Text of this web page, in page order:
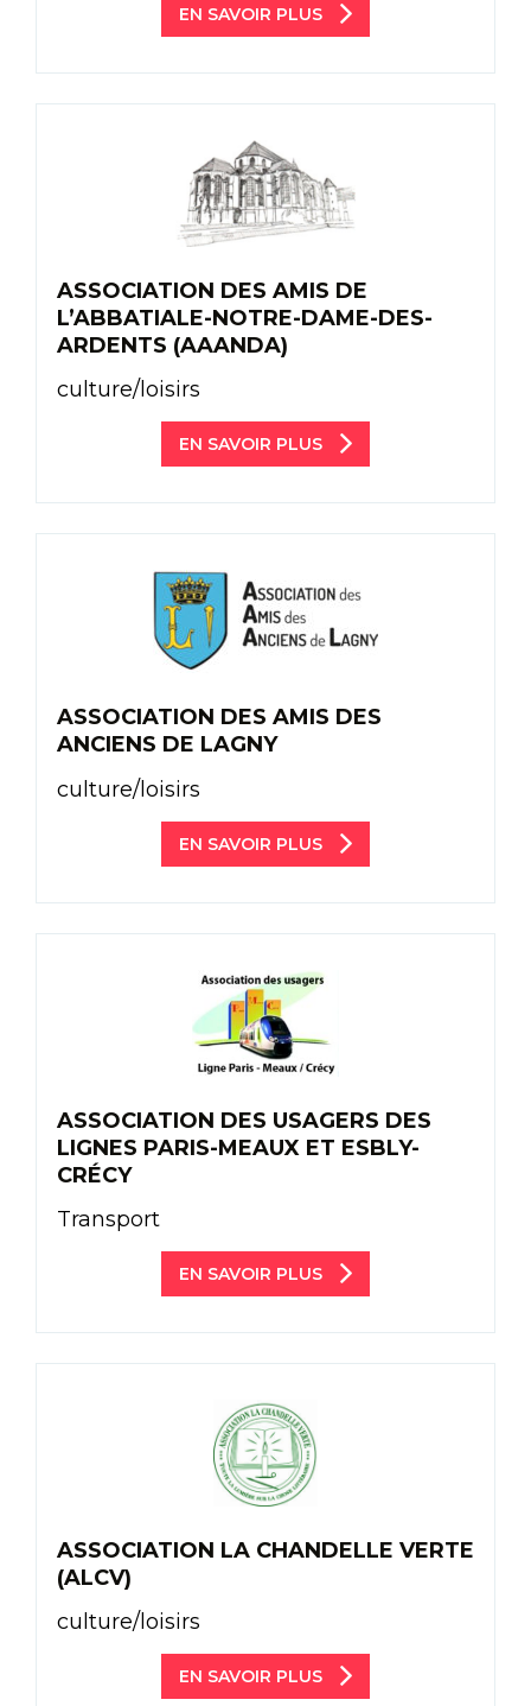
EN SAVOIR PLUS
ASSOCIATION DES AMIS DE
L’ABBATIALE-NOTRE-DAME-DES-
ARDENTS (AAANDA)
culture/loisirs
EN SAVOIR PLUS
ASSOCIATION DES AMIS DES
ANCIENS DE LAGNY
culture/loisirs
EN SAVOIR PLUS
ASSOCIATION DES USAGERS DES
LIGNES PARIS-MEAUX ET ESBLY-
CRÉCY
Transport
EN SAVOIR PLUS
ASSOCIATION LA CHANDELLE VERTE
(ALCV)
culture/loisirs
EN SAVOIR PLUS